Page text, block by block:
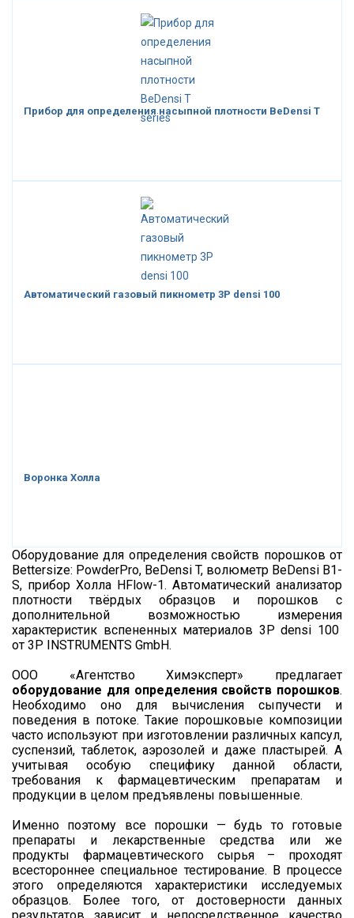
Прибор для определения насыпной плотности BeDensi T
Автоматический газовый пикнометр 3P densi 100
Воронка Холла
Оборудование для определения свойств порошков от
Bettersize: PowderPro, BeDensi T, волюметр BeDensi B1-
S, прибор Холла HFlow-1. Автоматический анализатор
плотности твёрдых образцов и порошков с
дополнительной возможностью измерения
характеристик вспененных материалов 3P densi 100
от 3P INSTRUMENTS GmbH.
ООО «Агентство Химэксперт» предлагает
оборудование для определения свойств порошков.
Необходимо оно для вычисления сыпучести и
поведения в потоке. Такие порошковые композиции
часто используют при изготовлении различных капсул,
суспензий, таблеток, аэрозолей и даже пластырей. А
учитывая особую специфику данной области,
требования к фармацевтическим препаратам и
продукции в целом предъявлены повышенные.
Именно поэтому все порошки — будь то готовые
препараты и лекарственные средства или же
продукты фармацевтического сырья – проходят
всестороннее специальное тестирование. В процессе
этого определяются характеристики исследуемых
образцов. Более того, от достоверности данных